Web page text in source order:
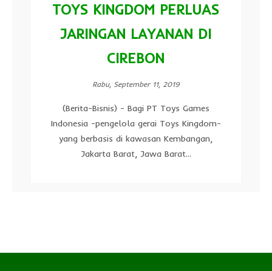
TOYS KINGDOM PERLUAS
JARINGAN LAYANAN DI
CIREBON
Rabu, September 11, 2019
(Berita-Bisnis) - Bagi PT Toys Games
Indonesia -pengelola gerai Toys Kingdom-
yang berbasis di kawasan Kembangan,
Jakarta Barat, Jawa Barat...